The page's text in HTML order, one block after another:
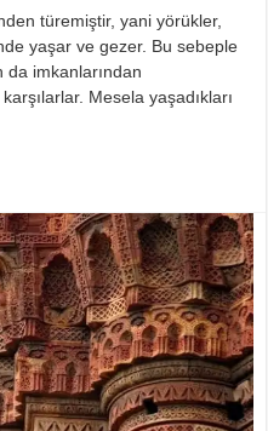
Doğal
Yaşam
Felsefesi
için
türemiştir, yani yörükler,
yaşar ve gezer. Bu sebeple
imkanlarından
Mesela yaşadıkları